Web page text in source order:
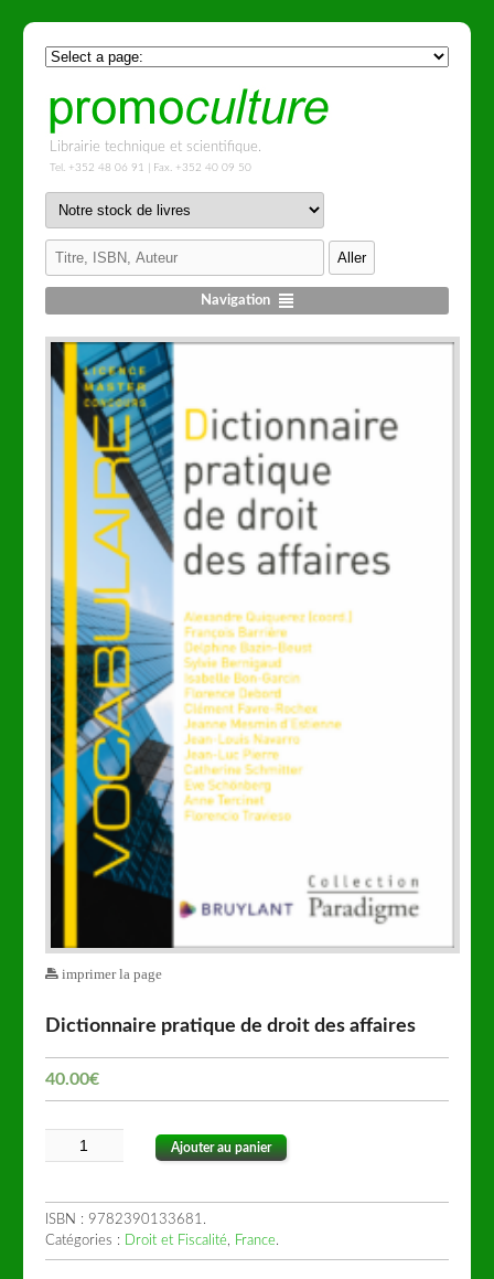
Librairie technique et scientifique.
Tel. +352 48 06 91 | Fax. +352 40 09 50
Navigation
imprimer la page
Dictionnaire pratique de droit des affaires
40.00€
Ajouter au panier
ISBN : 9782390133681.
Catégories : Droit et Fiscalité, France.